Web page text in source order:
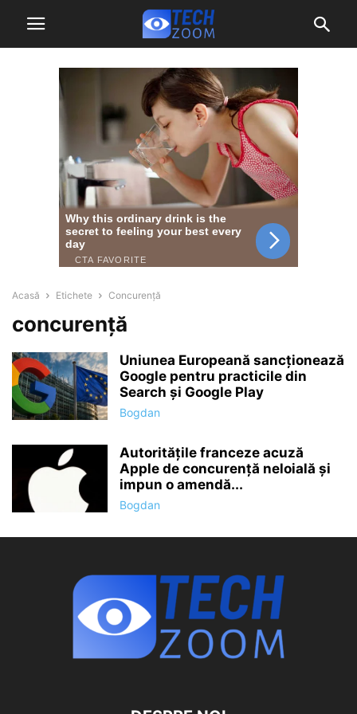
Acasă Etichete Concurență
concurență
Uniunea Europeană sancționează
Google pentru practicile din
Search și Google Play
Bogdan
Autoritățile franceze acuză
Apple de concurență neloială și
impun o amendă...
Bogdan